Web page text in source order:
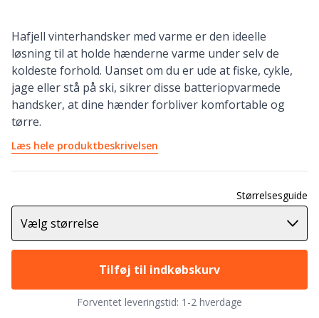
Hafjell vinterhandsker med varme er den ideelle
løsning til at holde hænderne varme under selv de
koldeste forhold. Uanset om du er ude at fiske, cykle,
jage eller stå på ski, sikrer disse batteriopvarmede
handsker, at dine hænder forbliver komfortable og
tørre.
Læs hele produktbeskrivelsen
Størrelsesguide
Vælg størrelse
Tilføj til indkøbskurv
Forventet leveringstid: 1-2 hverdage